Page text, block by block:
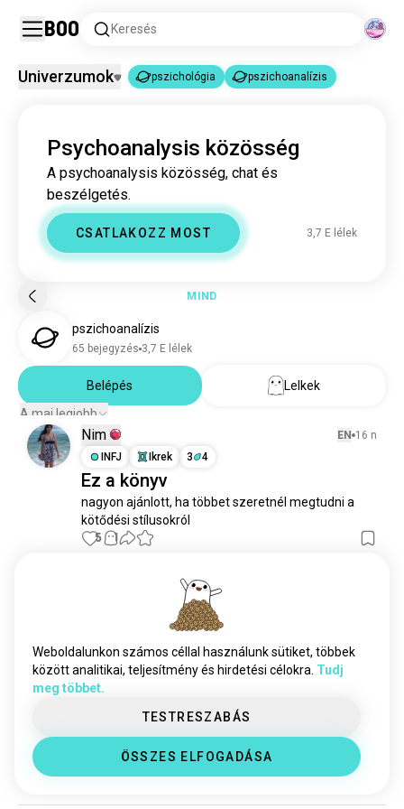
Boo Keresés
pszichológia 3,7 M lélek
pszichoanalízis 3,7 E lélek
Univerzumok pszichológia pszichoanalízis
Psychoanalysis közösség
A psychoanalysis közösség, chat és
beszélgetés.
CSATLAKOZZ MOST 3,7 E lélek
MIND
pszichoanalízis
65 bejegyzés 3,7 E lélek
Belépés
Lelkek
A mai legjobb
Nim EN 16 n
INFJ
Ikrek 3 4
Ez a könyv
nagyon ajánlott, ha többet szeretnél megtudni a
kötődési stílusokról
5 1
Ash 🐶🐱🦝🐝🐢🦜🐑
2 1
manipulációról
Kivonat egy beszélgetésből
Írtam egy átgondoltabb verziót a
hozzászólásokban, ha azt szeretnéd olvasni
(szerkesztett)
3 7
Weboldalunkon számos céllal használunk sütiket, többek
között analitikai, teljesítmény és hirdetési célokra. Tudj
meg többet.
TESTRESZABÁS
ÖSSZES ELFOGADÁSA